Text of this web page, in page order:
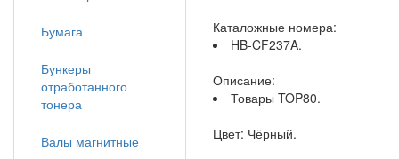
Каталожные номера:
HB-CF237A.
Описание:
Товары TOP80.
Цвет: Чёрный.
Бумага
Бункеры
отработанного
тонера
Валы магнитные